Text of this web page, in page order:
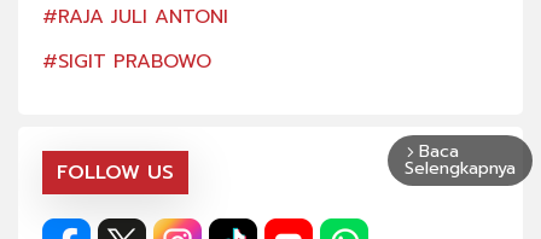
#RAJA JULI ANTONI
#SIGIT PRABOWO
FOLLOW US
arrow_forward_ios Baca
Selengkapnya